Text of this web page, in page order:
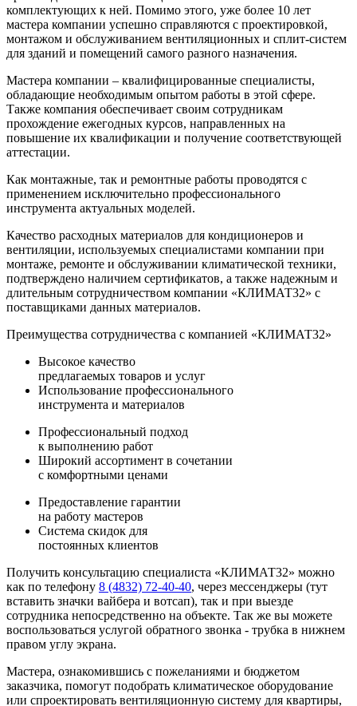
комплектующих к ней. Помимо этого, уже более 10 лет
мастера компании успешно справляются с проектировкой,
монтажом и обслуживанием вентиляционных и сплит-систем
для зданий и помещений самого разного назначения.
Мастера компании – квалифицированные специалисты,
обладающие необходимым опытом работы в этой сфере.
Также компания обеспечивает своим сотрудникам
прохождение ежегодных курсов, направленных на
повышение их квалификации и получение соответствующей
аттестации.
Как монтажные, так и ремонтные работы проводятся с
применением исключительно профессионального
инструмента актуальных моделей.
Качество расходных материалов для кондиционеров и
вентиляции, используемых специалистами компании при
монтаже, ремонте и обслуживании климатической техники,
подтверждено наличием сертификатов, а также надежным и
длительным сотрудничеством компании «КЛИМАТ32» с
поставщиками данных материалов.
Преимущества сотрудничества с компанией «КЛИМАТ32»
Высокое качество
предлагаемых товаров и услуг
Использование профессионального
инструмента и материалов
Профессиональный подход
к выполнению работ
Широкий ассортимент в сочетании
с комфортными ценами
Предоставление гарантии
на работу мастеров
Система скидок для
постоянных клиентов
Получить консультацию специалиста «КЛИМАТ32» можно
как по телефону 8 (4832) 72-40-40, через мессенджеры (тут
вставить значки вайбера и вотсап), так и при выезде
сотрудника непосредственно на объекте. Так же вы можете
воспользоваться услугой обратного звонка - трубка в нижнем
правом углу экрана.
Мастера, ознакомившись с пожеланиями и бюджетом
заказчика, помогут подобрать климатическое оборудование
или спроектировать вентиляционную систему для квартиры,